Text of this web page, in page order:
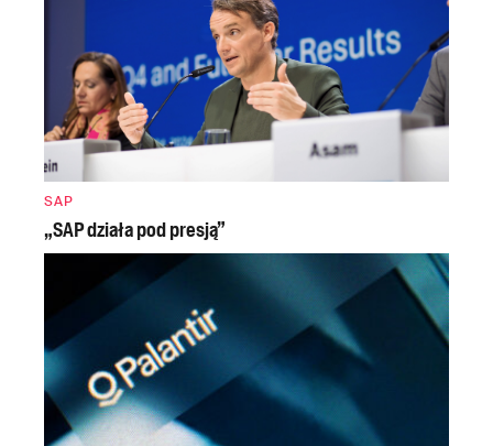
SAP
„SAP działa pod presją”